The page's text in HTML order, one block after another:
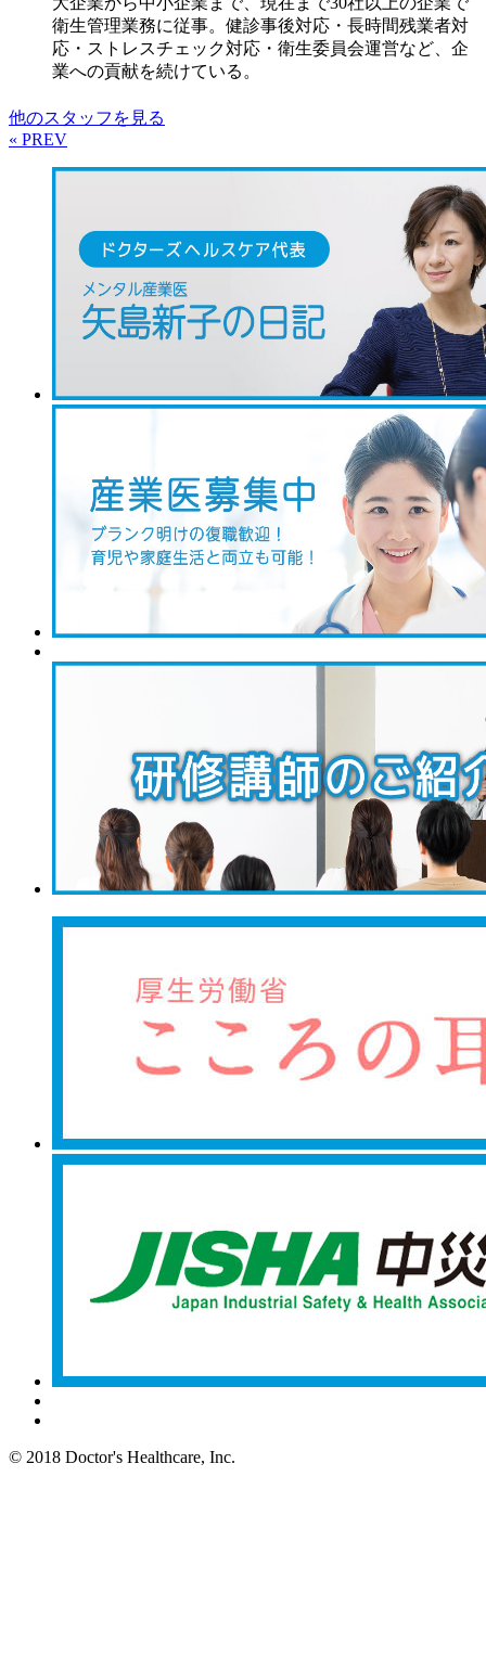
衛生管理業務に従事。健診事後対応・長時間残業者対
応・ストレスチェック対応・衛生委員会運営など、企
業への貢献を続けている。
他のスタッフを見る
« PREV
© 2018 Doctor's Healthcare, Inc.